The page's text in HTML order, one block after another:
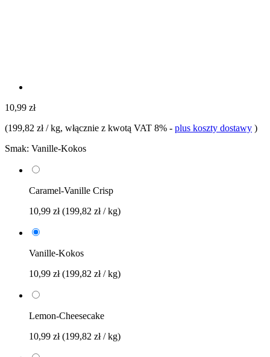
10,99 zł
(199,82 zł / kg, włącznie z kwotą VAT 8% - plus koszty dostawy )
Smak: Vanille-Kokos
Caramel-Vanille Crisp
10,99 zł(199,82 zł / kg)
Vanille-Kokos
10,99 zł(199,82 zł / kg)
Lemon-Cheesecake
10,99 zł(199,82 zł / kg)